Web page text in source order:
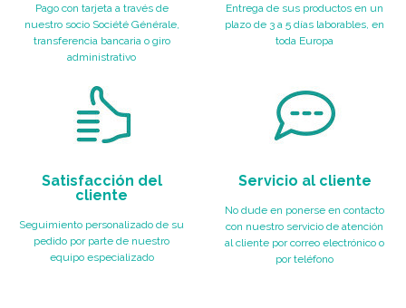
Pago con tarjeta a través de
nuestro socio Société Générale,
transferencia bancaria o giro
administrativo
Entrega de sus productos en un
plazo de 3 a 5 días laborables, en
toda Europa
Satisfacción del
cliente
Seguimiento personalizado de su
pedido por parte de nuestro
equipo especializado
Servicio al cliente
No dude en ponerse en contacto
con nuestro servicio de atención
al cliente por correo electrónico o
por teléfono